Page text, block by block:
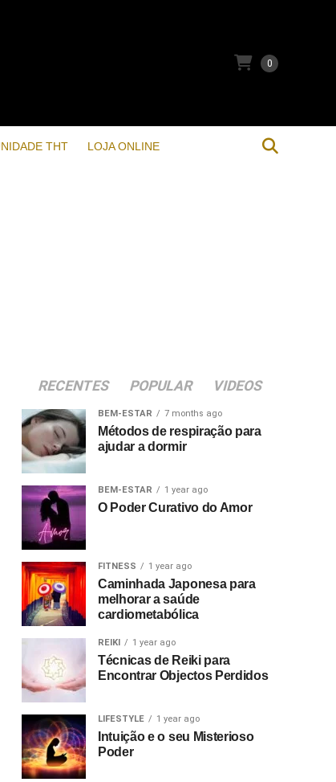
0
THT LOJA ONLINE
RECENTES POPULAR VIDEOS
BEM-ESTAR 7 months ago
Métodos de respiração para
ajudar a dormir
BEM-ESTAR 1 year ago
O Poder Curativo do Amor
FITNESS 1 year ago
Caminhada Japonesa para
melhorar a saúde
cardiometabólica
REIKI 1 year ago
Técnicas de Reiki para
Encontrar Objectos Perdidos
LIFESTYLE 1 year ago
Intuição e o seu Misterioso
Poder